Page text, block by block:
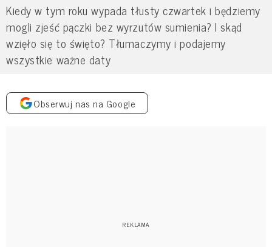
Kiedy w tym roku wypada tłusty czwartek i będziemy
mogli zjeść pączki bez wyrzutów sumienia? I skąd
wzięło się to święto? Tłumaczymy i podajemy
wszystkie ważne daty
Obserwuj nas na Google